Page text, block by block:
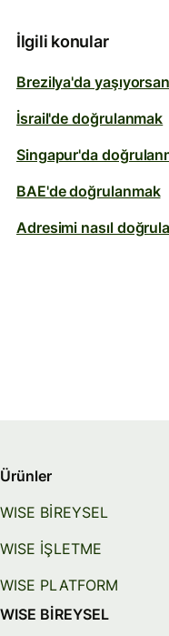
İlgili konular
Brezilya'da
İsrail'de doğrulanmak
Singapur'da
BAE'de doğrulanmak
Adresimi nasıl
Ürünler
WISE BİREYSEL
WISE İŞLETME
WISE PLATFORM
WISE BİREYSEL